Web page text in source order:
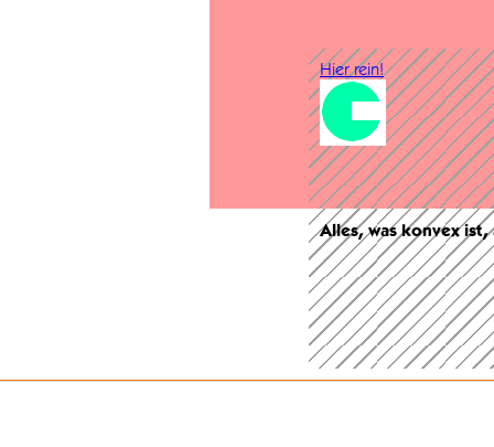
Hier rein!
Alles, was konvex